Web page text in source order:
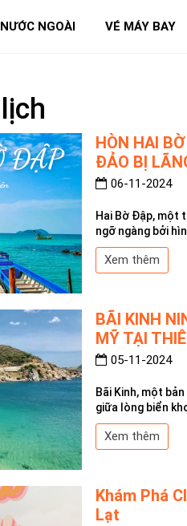
NGOÀI VÉ MÁY BAY
HÒN HAI
ĐẢO BỊ
06-11-2024
Hai Bờ Đập, một
ngỡ ngàng bởi
Xem thêm
BÃI KINH
MỸ TẠI
05-11-2024
Bãi Kinh, một
giữa lòng biển
Xem thêm
Khám Phá
Lạt